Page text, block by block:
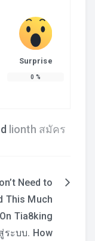
Surprise
0 %
lionth สมัคร
Need to
This Much
Tia8king
ระบบ. How